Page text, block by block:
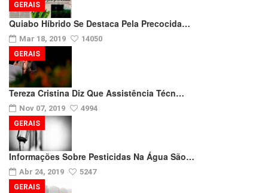
Quiabo Híbrido Se Destaca Pela Precocida…
Mar 18, 2019 14050
GERAIS
Tereza Cristina Diz Que Assistência Técn…
Nov 07, 2019 4994
GERAIS
Informações Sobre Pesticidas Na Água São…
Abr 24, 2019 5247
GERAIS
GERAIS